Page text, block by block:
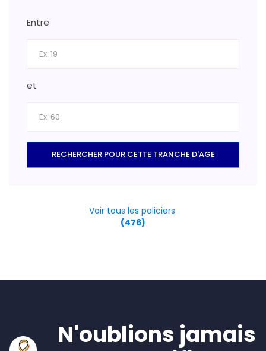
Entre
et
RECHERCHER POUR CETTE TRANCHE D'AGE
Voir tous les policiers
(476)
N'oublions jamais